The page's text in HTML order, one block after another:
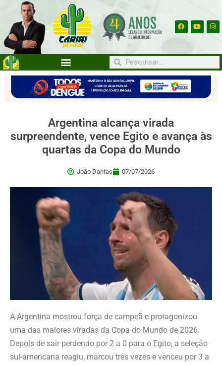
Argentina alcança virada
surpreendente, vence Egito e avança às
quartas da Copa do Mundo
João Dantas 07/07/2026
A Argentina mostrou força de campeã e protagonizou
uma das maiores viradas da Copa do Mundo de 2026.
Depois de sair perdendo por 2 a 0 para o Egito, a seleção
sul-americana reagiu, marcou três vezes e venceu por 3 a